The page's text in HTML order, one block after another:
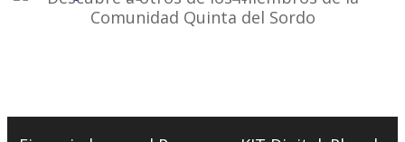
Comunidad Quinta del Sordo